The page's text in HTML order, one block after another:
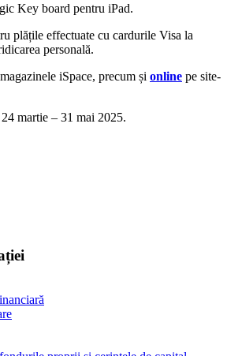
Key board pentru iPad.
plățile effectuate cu cardurile Visa la
personală.
iSpace, precum și online pe site-
martie – 31 mai 2025.